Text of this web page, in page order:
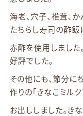
海老、穴子、椎茸、
たちらし寿司の酢飯
赤酢を使用しました
好評でした。
その他にも、節分に
作りの「きなこミルク
お出ししました。き